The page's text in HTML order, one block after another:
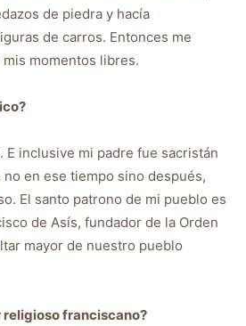
de piedra y hacía
de carros. Entonces me
momentos libres.
E inclusive mi padre fue sacristán
en ese tiempo sino después,
El santo patrono de mi pueblo es
de Asís, fundador de la Orden
mayor de nuestro pueblo
religioso franciscano?